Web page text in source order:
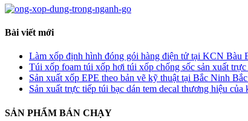
Bài viết mới
Làm xốp định hình đóng gói hàng điện tử tại KCN Bàu
Túi xốp foam túi xốp hơi túi xốp chống sốc sản xuất
Sản xuất xốp EPE theo bản vẽ kỹ thuật tại Bắc Ninh
Sản xuất trực tiếp túi bạc dán tem decal thương hiệu
SẢN PHẨM BÁN CHẠY